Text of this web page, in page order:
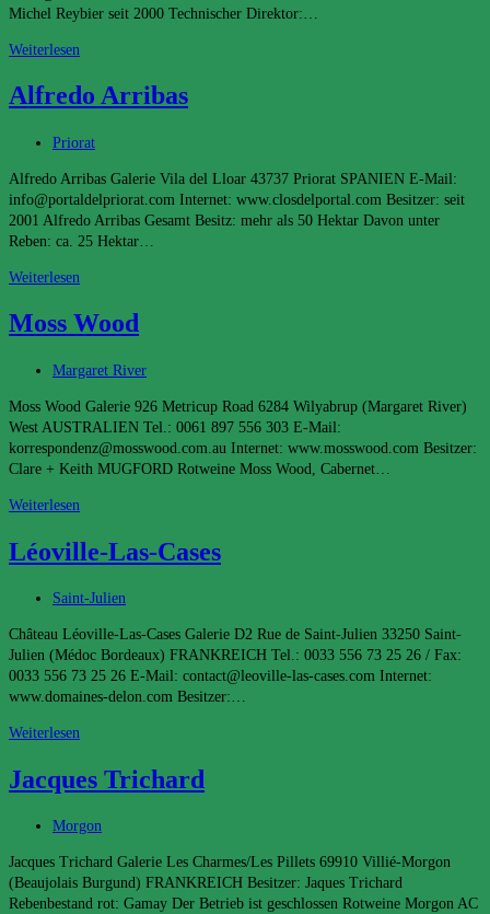
Michel Reybier seit 2000 Technischer Direktor:…
Weiterlesen
Alfredo Arribas
Beitrags-
Priorat
Alfredo Arribas Galerie Vila del Lloar 43737 Priorat SPANIEN E-Mail:
info@portaldelpriorat.com Internet: www.closdelportal.com Besitzer: seit
2001 Alfredo Arribas Gesamt Besitz: mehr als 50 Hektar Davon unter
Reben: ca. 25 Hektar…
Weiterlesen
Moss Wood
Beitrags-
Margaret River
Moss Wood Galerie 926 Metricup Road 6284 Wilyabrup (Margaret River)
West AUSTRALIEN Tel.: 0061 897 556 303 E-Mail:
korrespondenz@mosswood.com.au Internet: www.mosswood.com Besitzer:
Clare + Keith MUGFORD Rotweine Moss Wood, Cabernet…
Weiterlesen
Léoville-Las-Cases
Beitrags-
Saint-Julien
Château Léoville-Las-Cases Galerie D2 Rue de Saint-Julien 33250 Saint-
Julien (Médoc Bordeaux) FRANKREICH Tel.: 0033 556 73 25 26 / Fax:
0033 556 73 25 26 E-Mail: contact@leoville-las-cases.com Internet:
www.domaines-delon.com Besitzer:…
Weiterlesen
Cases
Jacques Trichard
Beitrags-
Morgon
Jacques Trichard Galerie Les Charmes/Les Pillets 69910 Villié-Morgon
(Beaujolais Burgund) FRANKREICH Besitzer: Jaques Trichard
Rebenbestand rot: Gamay Der Betrieb ist geschlossen Rotweine Morgon AC